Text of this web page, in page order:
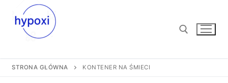
Przejdź
Szukaj:
STRONA GŁÓWNA KONTENER NA ŚMIECI